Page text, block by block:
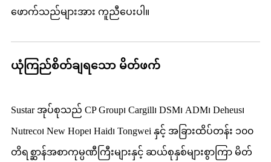
ဖောက်သည်များအား ကူညီပေးပါ။
ယုံကြည်စိတ်ချရသော မိတ်ဖက်
Sustar အုပ်စုသည် CP Group၊ Cargill၊ DSM၊ ADM၊ Deheus၊
Nutreco၊ New Hope၊ Haid၊ Tongwei နှင့် အခြားထိပ်တန်း ၁၀၀
တိရစ္ဆာန်အစာကုမ္ပဏီကြီးများနှင့် ဆယ်စုနှစ်များစွာကြာ မိတ်